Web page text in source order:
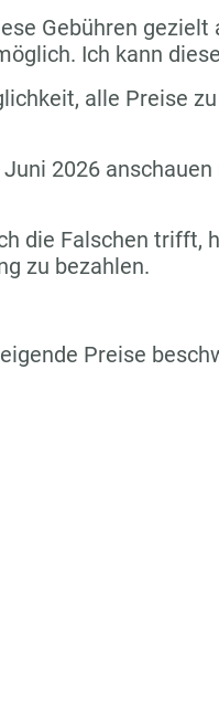
Gebühren
Ich kann
alle Preise
2026
die Falschen trifft,
zu bezahlen.
Preise